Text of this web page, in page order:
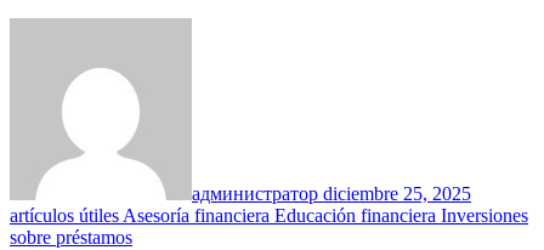
администратор diciembre 25, 2025
artículos útilesAsesoría financiera Educación financiera Inversiones
sobre préstamos